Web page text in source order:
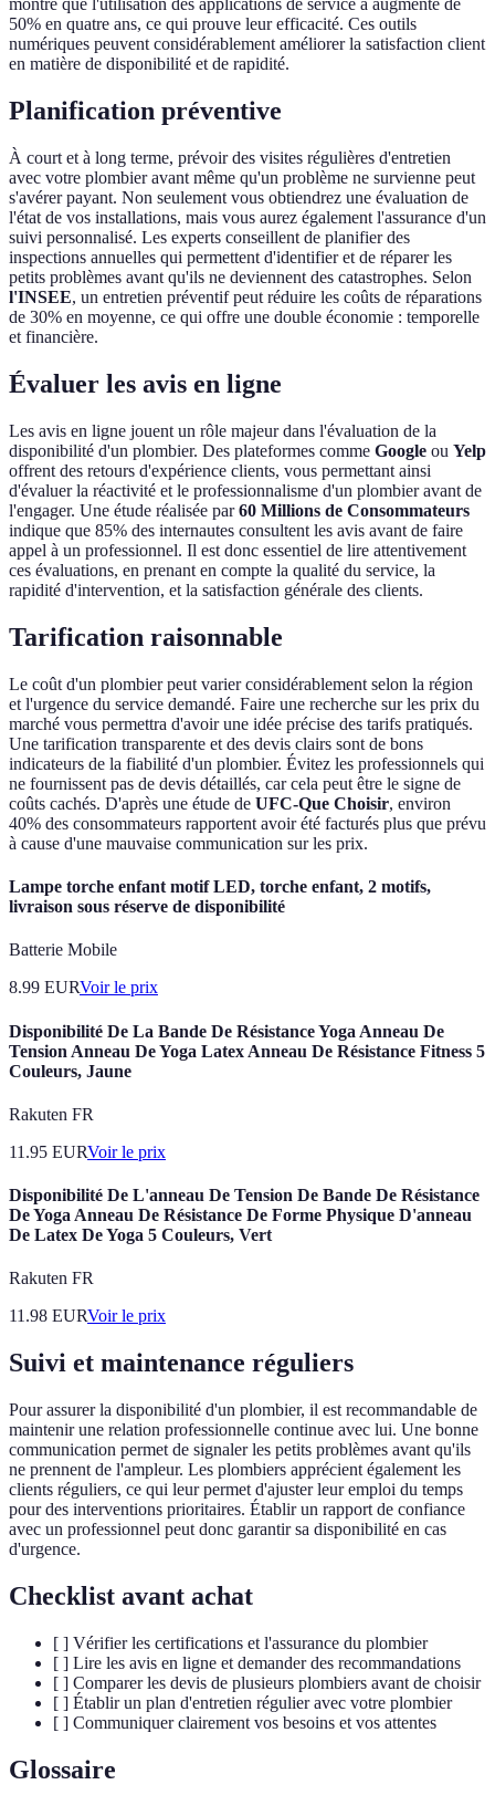
montre que l'utilisation des applications de service a augmenté de
50% en quatre ans, ce qui prouve leur efficacité. Ces outils
numériques peuvent considérablement améliorer la satisfaction client
en matière de disponibilité et de rapidité.
Planification préventive
À court et à long terme, prévoir des visites régulières d'entretien
avec votre plombier avant même qu'un problème ne survienne peut
s'avérer payant. Non seulement vous obtiendrez une évaluation de
l'état de vos installations, mais vous aurez également l'assurance d'un
suivi personnalisé. Les experts conseillent de planifier des
inspections annuelles qui permettent d'identifier et de réparer les
petits problèmes avant qu'ils ne deviennent des catastrophes. Selon
l'INSEE, un entretien préventif peut réduire les coûts de réparations
de 30% en moyenne, ce qui offre une double économie : temporelle
et financière.
Évaluer les avis en ligne
Les avis en ligne jouent un rôle majeur dans l'évaluation de la
disponibilité d'un plombier. Des plateformes comme Google ou Yelp
offrent des retours d'expérience clients, vous permettant ainsi
d'évaluer la réactivité et le professionnalisme d'un plombier avant de
l'engager. Une étude réalisée par60 Millions de Consommateurs
indique que 85% des internautes consultent les avis avant de faire
appel à un professionnel. Il est donc essentiel de lire attentivement
ces évaluations, en prenant en compte la qualité du service, la
rapidité d'intervention, et la satisfaction générale des clients.
Tarification raisonnable
Le coût d'un plombier peut varier considérablement selon la région
et l'urgence du service demandé. Faire une recherche sur les prix du
marché vous permettra d'avoir une idée précise des tarifs pratiqués.
Une tarification transparente et des devis clairs sont de bons
indicateurs de la fiabilité d'un plombier. Évitez les professionnels qui
ne fournissent pas de devis détaillés, car cela peut être le signe de
coûts cachés. D'après une étude de UFC-Que Choisir, environ
40% des consommateurs rapportent avoir été facturés plus que prévu
à cause d'une mauvaise communication sur les prix.
Lampe torche enfant motif LED, torche enfant, 2 motifs,
livraison sous réserve de disponibilité
Batterie Mobile
8.99 EURVoir le prix
Disponibilité De La Bande De Résistance Yoga Anneau De
Tension Anneau De Yoga Latex Anneau De Résistance Fitness 5
Couleurs, Jaune
Rakuten FR
11.95 EURVoir le prix
Disponibilité De L'anneau De Tension De Bande De Résistance
De Yoga Anneau De Résistance De Forme Physique D'anneau
De Latex De Yoga 5 Couleurs, Vert
Rakuten FR
11.98 EURVoir le prix
Suivi et maintenance réguliers
Pour assurer la disponibilité d'un plombier, il est recommandable de
maintenir une relation professionnelle continue avec lui. Une bonne
communication permet de signaler les petits problèmes avant qu'ils
ne prennent de l'ampleur. Les plombiers apprécient également les
clients réguliers, ce qui leur permet d'ajuster leur emploi du temps
pour des interventions prioritaires. Établir un rapport de confiance
avec un professionnel peut donc garantir sa disponibilité en cas
d'urgence.
Checklist avant achat
[ ] Vérifier les certifications et l'assurance du plombier
[ ] Lire les avis en ligne et demander des recommandations
[ ] Comparer les devis de plusieurs plombiers avant de choisir
[ ] Établir un plan d'entretien régulier avec votre plombier
[ ] Communiquer clairement vos besoins et vos attentes
Glossaire